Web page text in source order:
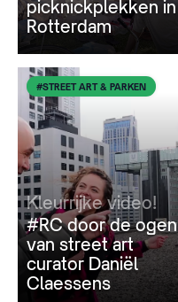
picknickplekken in
Rotterdam
#STREET ART & PARKEN
Kleurrijke video!
#RC door de ogen
van street art
curator Daniël
Claessens